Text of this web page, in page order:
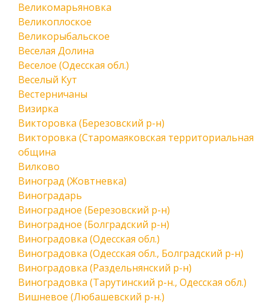
Великомарьяновка
Великоплоское
Великорыбальское
Веселая Долина
Веселое (Одесская обл.)
Веселый Кут
Вестерничаны
Визирка
Викторовка (Березовский р-н)
Викторовка (Старомаяковская территориальная
община
Вилково
Виноград (Жовтневка)
Виноградарь
Виноградное (Березовский р-н)
Виноградное (Болградский р-н)
Виноградовка (Одесская обл.)
Виноградовка (Одесская обл., Болградский р-н)
Виноградовка (Раздельнянский р-н)
Виноградовка (Тарутинский р-н., Одесская обл.)
Вишневое (Любашевский р-н.)